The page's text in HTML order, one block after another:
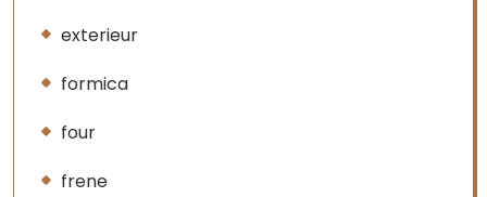
exterieur
formica
four
frene